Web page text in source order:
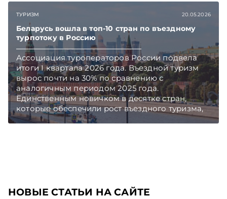
ТУРИЗМ 20.05.2026
Беларусь вошла в топ-10 стран по въездному
турпотоку в Россию
Ассоциация туроператоров России подвела
итоги I квартала 2026 года. Въездной туризм
вырос почти на 30% по сравнению с
аналогичным периодом 2025 года.
Единственным новичком в десятке стран,
которые обеспечили рост въездного туризма,
стала Беларусь. Подписывайтесь на
НОВЫЕ СТАТЬИ НА САЙТЕ